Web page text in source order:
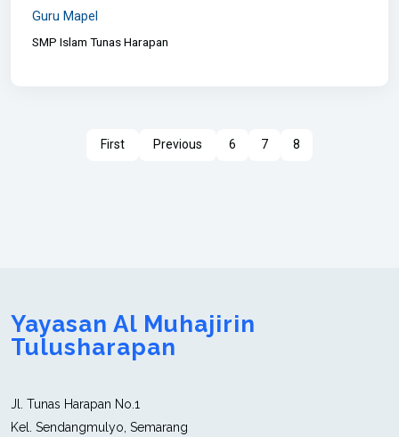
Guru Mapel
SMP Islam Tunas Harapan
First Previous 6 7 8
Yayasan Al Muhajirin
Tulusharapan
Jl. Tunas Harapan No.1
Kel. Sendangmulyo, Semarang